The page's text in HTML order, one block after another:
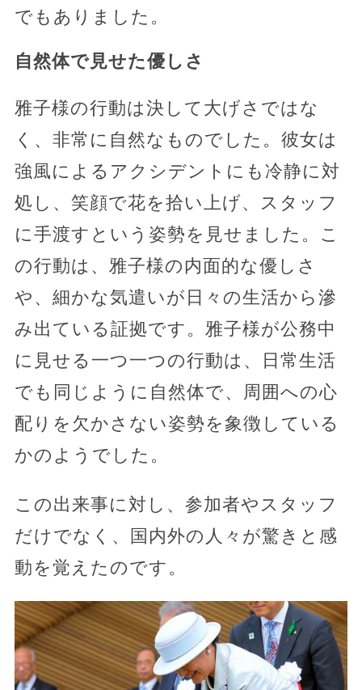
でもありました。
自然体で見せた優しさ
雅子様の行動は決して大げさではな
く、非常に自然なものでした。彼女は
強風によるアクシデントにも冷静に対
処し、笑顔で花を拾い上げ、スタッフ
に手渡すという姿勢を見せました。こ
の行動は、雅子様の内面的な優しさ
や、細かな気遣いが日々の生活から滲
み出ている証拠です。雅子様が公務中
に見せる一つ一つの行動は、日常生活
でも同じように自然体で、周囲への心
配りを欠かさない姿勢を象徴している
かのようでした。
この出来事に対し、参加者やスタッフ
だけでなく、国内外の人々が驚きと感
動を覚えたのです。